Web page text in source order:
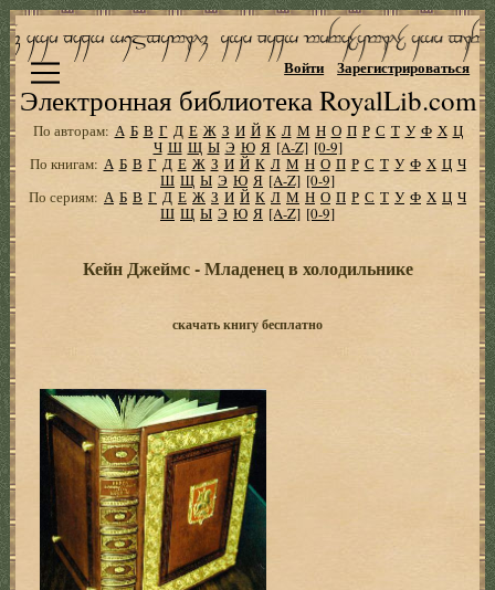
Электронная библиотека RoyalLib.com
Войти Зарегистрироваться
По авторам: А Б В Г Д Е Ж З И Й К Л М Н О П Р С Т У Ф Х Ц
Ч Ш Щ Ы Э Ю Я [A-Z] [0-9]
По книгам: А Б В Г Д Е Ж З И Й К Л М Н О П Р С Т У Ф Х Ц Ч
Ш Щ Ы Э Ю Я [A-Z] [0-9]
По сериям: А Б В Г Д Е Ж З И Й К Л М Н О П Р С Т У Ф Х Ц Ч
Ш Щ Ы Э Ю Я [A-Z] [0-9]
Кейн Джеймс - Младенец в холодильнике
скачать книгу бесплатно